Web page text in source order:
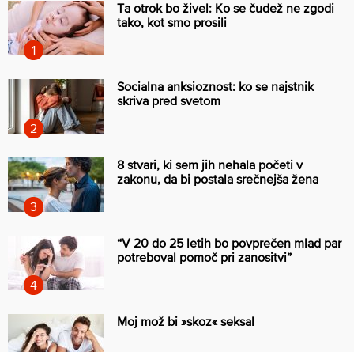
Ta otrok bo živel: Ko se čudež ne zgodi
tako, kot smo prosili
Socialna anksioznost: ko se najstnik
skriva pred svetom
8 stvari, ki sem jih nehala početi v
zakonu, da bi postala srečnejša žena
“V 20 do 25 letih bo povprečen mlad par
potreboval pomoč pri zanositvi”
Moj mož bi »skoz« seksal